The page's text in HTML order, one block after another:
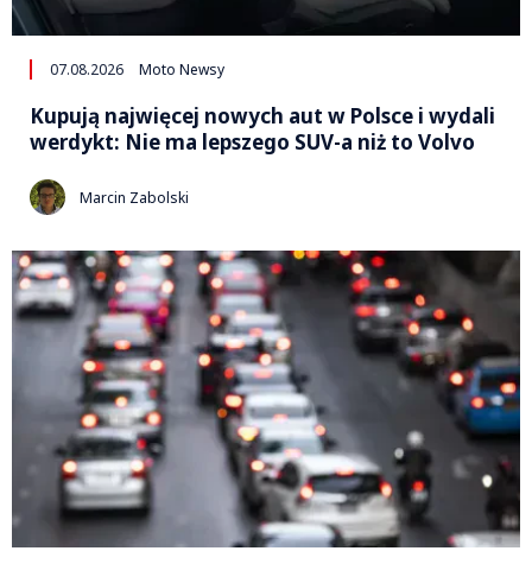
07.08.2026 Moto Newsy
Kupują najwięcej nowych aut w Polsce i wydali
werdykt: Nie ma lepszego SUV-a niż to Volvo
Marcin Zabolski